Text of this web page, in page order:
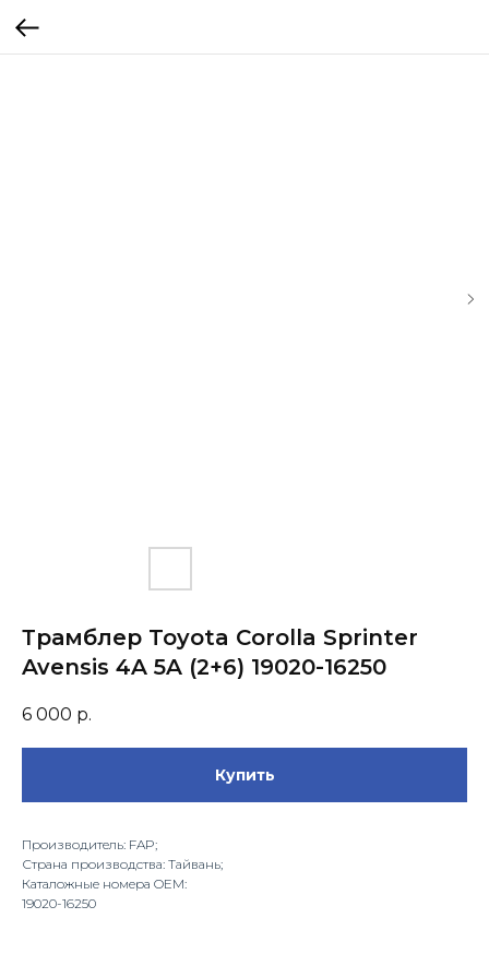
Трамблер Toyota Corolla Sprinter
Avensis 4A 5A (2+6) 19020-16250
6 000 р.
Купить
Производитель: FAP;
Страна производства: Тайвань;
Каталожные номера OEM:
19020-16250